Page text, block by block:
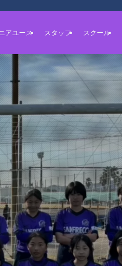
アユース スタッフ スクール